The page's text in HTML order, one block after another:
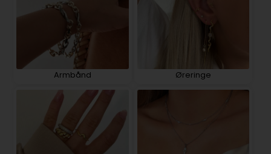
Armbånd Øreringe